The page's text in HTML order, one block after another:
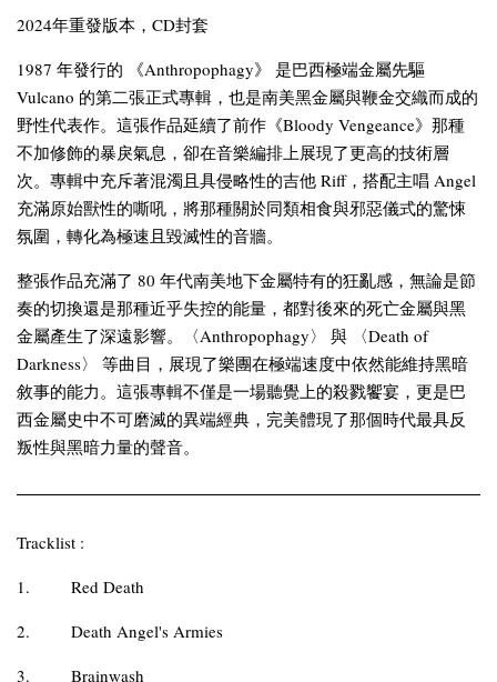
2024年重發版本，CD封套
1987 年發行的 《Anthropophagy》 是巴西極端金屬先驅
Vulcano 的第二張正式專輯，也是南美黑金屬與鞭金交織而成的
野性代表作。這張作品延續了前作《Bloody Vengeance》那種
不加修飾的暴戾氣息，卻在音樂編排上展現了更高的技術層
次。專輯中充斥著混濁且具侵略性的吉他 Riff，搭配主唱 Angel
充滿原始獸性的嘶吼，將那種關於同類相食與邪惡儀式的驚悚
氛圍，轉化為極速且毀滅性的音牆。
整張作品充滿了 80 年代南美地下金屬特有的狂亂感，無論是節
奏的切換還是那種近乎失控的能量，都對後來的死亡金屬與黑
金屬產生了深遠影響。〈Anthropophagy〉 與 〈Death of
Darkness〉 等曲目，展現了樂團在極端速度中依然能維持黑暗
敘事的能力。這張專輯不僅是一場聽覺上的殺戮饗宴，更是巴
西金屬史中不可磨滅的異端經典，完美體現了那個時代最具反
叛性與黑暗力量的聲音。
Tracklist :
1.
Red Death
2.
Death Angel's Armies
3.
Brainwash